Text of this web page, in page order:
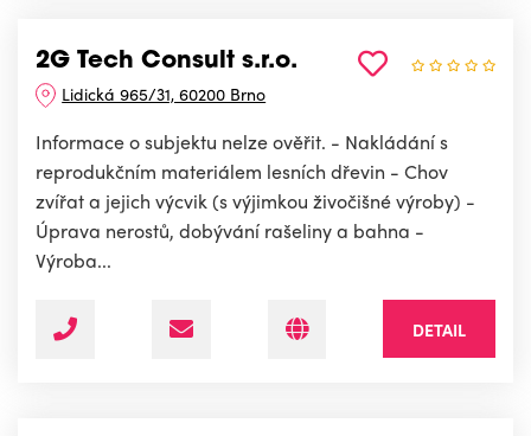
2G Tech Consult s.r.o.
Lidická 965/31, 60200 Brno
Informace o subjektu nelze ověřit. - Nakládání s
reprodukčním materiálem lesních dřevin - Chov
zvířat a jejich výcvik (s výjimkou živočišné výroby) -
Úprava nerostů, dobývání rašeliny a bahna -
Výroba...
DETAIL